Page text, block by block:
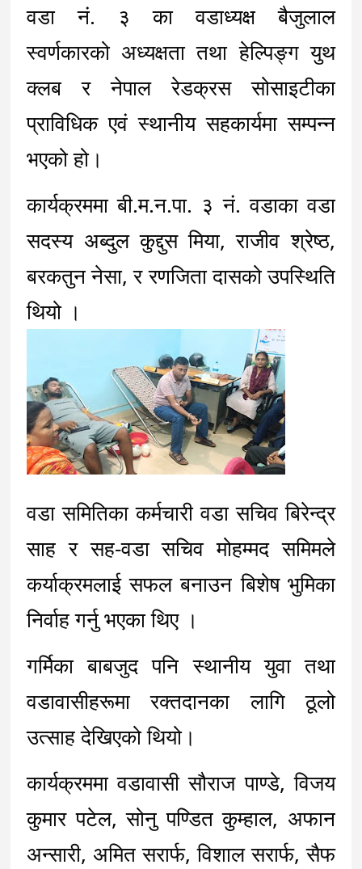
वडा नं. ३ का वडाध्यक्ष बैजुलाल
स्वर्णकारको अध्यक्षता तथा हेल्पिङ्ग युथ
क्लब र नेपाल रेडक्रस सोसाइटीका
प्राविधिक एवं स्थानीय सहकार्यमा सम्पन्न
भएको हो।
कार्यक्रममा बी.म.न.पा. ३ नं. वडाका वडा
सदस्य अब्दुल कुद्दुस मिया, राजीव श्रेष्ठ,
बरकतुन नेसा, र रणजिता दासको उपस्थिति
थियो ।
वडा समितिका कर्मचारी वडा सचिव बिरेन्द्र
साह र सह-वडा सचिव मोहम्मद समिमले
कर्याक्रमलाई सफल बनाउन बिशेष भुमिका
निर्वाह गर्नु भएका थिए ।
गर्मिका बाबजुद पनि स्थानीय युवा तथा
वडावासीहरूमा रक्तदानका लागि ठूलो
उत्साह देखिएको थियो।
कार्यक्रममा वडावासी सौराज पाण्डे, विजय
कुमार पटेल, सोनु पण्डित कुम्हाल, अफान
अन्सारी, अमित सरार्फ, विशाल सरार्फ, सैफ